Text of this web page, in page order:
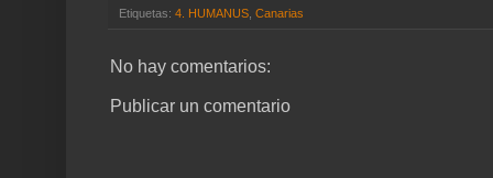
Etiquetas: 4. HUMANUS Canarias
No hay comentarios:
Publicar un comentario